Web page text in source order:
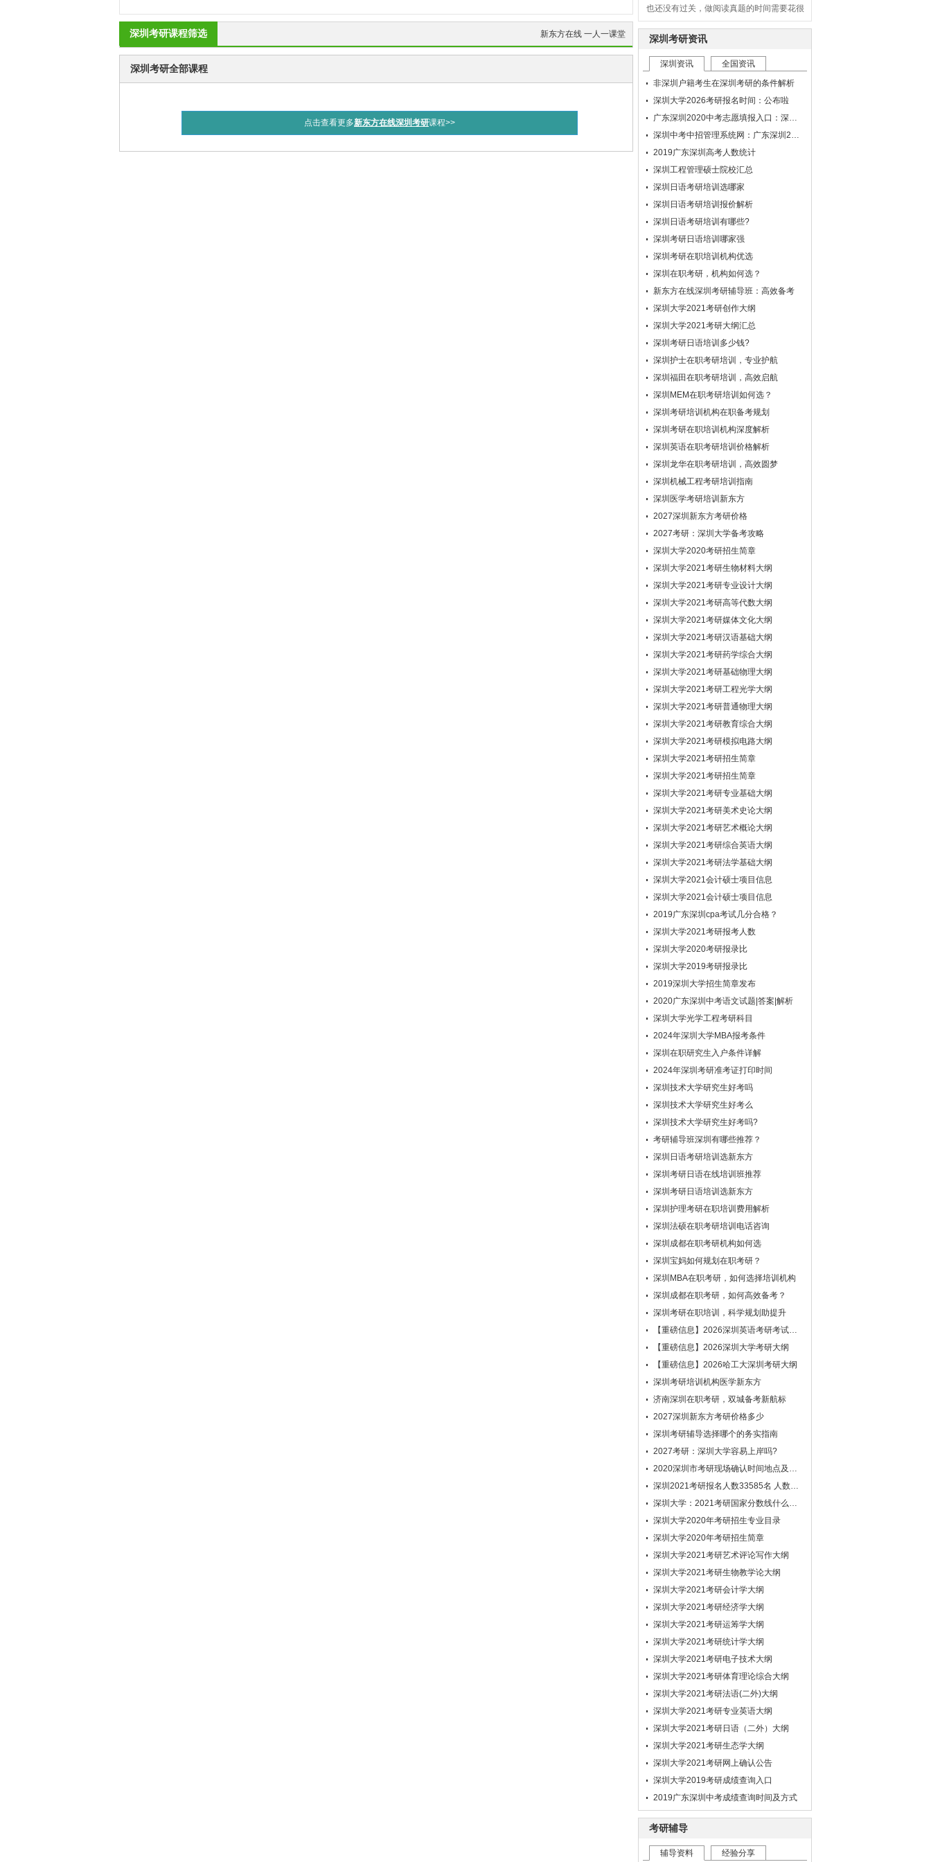
深圳考研课程筛选 新东方在线 一人一课堂
深圳考研全部课程
点击查看更多新东方在线深圳考研课程>>
多时间，让我越来越感到恐慌和不安！请老
今天。感谢上次老师的建议，并期待您继续
的指导！谢谢！
学员：
亲爱的新东方老师，感谢你们对我问
题解答的及时。我一直是比较“难缠”的一个
学生，爱唠叨，也爱反复，这一段时间麻烦
打扰你们了。你们对我问题一如既往地耐心
让我对新东方更加崇拜了！
学员：新东方老师您好，终于等到新东方的
对这块很肯定也很依赖，辛苦老师了！
学员：各位老师好。我是你们网络班的学
员，网络课听了也有几个月了，现在最想跟
你们说：“一路上有你，真的很好。”
学员：老师及时解答了学习中遇到的问题，
耐心倾听了现阶段复习进度和规划，给出指
导，接近1小时的沟通，真心感谢。
充满安慰，一路上您默默地陪伴在我们的身
边，让我们能战胜前进中许许多多困难，学
生受益了！
学员：亲爱的教研老师，您好。曾记得我多
次问你“时间还够吗？我是不是完了?”每次
你都说“什么时候考研不会晚，关键在自己
下一步的行动。”一段时间以来你细心的提
定这段时间的我是最好的我！
学员：老师：您好！不瞒您说，未和你沟通
前我就像热锅上面的蚂蚁，因为之前的懒
惰，真是慌了手脚。而就在昨天你给我点拨
后，解开了我很多心病和误区。我顿时感觉
豁然开朗了，谢谢您。
新东方网站上的学习指导 按步完成分阶段
课程的学习。直到现在，快半年时间，我觉
得自己水平提高了，起码可以独立做考研题
了，准确率还不低。你们的复习指导非常科
学和合理，对我帮助很大。
学员：新东方在线网课形式是我目前碰到的
最精彩的网课了，一直以来对网课有偏见，
学员：谢谢老师,在很短的时间内,老师就和
我沟通并将计划帮助我重新改好了,这在无
形中替我争取了时间~~
学员：老师好，我是一名艺术生。你们艺术
类考研的课程对我们艺术生很适合，从中能
学到很多有用的电话，再也不用眉毛胡子一
把抓了，谢谢老师。
本来以为时间肯定不够用了，但是经过教研
老师的指点和课程里任课老师的技巧和捷
径，我现在学习的热情和状态很高！谢谢老
师了
学员：因为我是在职考生，自我矛盾在自己
不能完成每期计划表里的任务，通过与王老
学员：你们新东方反应太快了。不论是新大
纲解析班还是英语二权威解析，都太好太快
了，我们受益了，感谢感谢！
学员：陈老师根据我的考试目标给出了耐心
和有效的建议，从复习的状态到参考用书的
选择，从周计划到日计划给予了很仔细的布
置，感谢老师的建议，定会按计划完成任
报班的时候有那么一瞬间迟疑，因为
不知道辅导效果是否和价格成正比。因为现
在又太多浑水摸鱼的培训班了。但是报名
后，跟着老师学了一个多月，新东方老师调
整计划、作文批改等等一系列的增值服务彻
底打消了我的疑虑，真不愧是新东方。
学员： 我是一名在职医生，由于我平时上班
助，我也会一如既往信任新东方！
学员：我是大龄妈妈考生，是否考研纠结了
很长时间，最终咬紧牙关报班准备，感谢教
研老师悉心给我调整复习计划，给我指出了
复习的出路，谢谢！
学员： 老师辅导的特别详细、认真，一些不
您联系！
学员：尊敬的老师：您好！非常感谢您详细
清晰的指导建议！但非常遗憾的是，因为
10月这段时间越来越感觉到自己的差距，
心理压力太大，导致学习效率很低。10月
的学习没有能按照计划完全达标，单词现在
也还没有过关，做阅读真题的时间需要花很
师不要放弃我，只有你们的陪伴我才能走到
今天。感谢上次老师的建议，并期待您继续
的指导！谢谢！
学员：亲爱的新东方老师，感谢你们对我问
题解答的及时。我一直是比较“难缠”的一个
学生，爱唠叨，也爱反复，这一段时间麻烦
打扰你们了。你们对我问题一如既往地耐心
计划调整了！经常强化阶段的你们给我的调
整，纠正了我很多问题，收获很大。所以我
对这块很肯定也很依赖，辛苦老师了！
学员：各位老师好。我是你们网络班的学
员，网络课听了也有几个月了，现在最想跟
你们说：“一路上有你，真的很好。”
导，接近1小时的沟通，真心感谢。
学员：新方老师：您好。你发邮件时，心中
充满安慰，一路上您默默地陪伴在我们的身
边，让我们能战胜前进中许许多多困难，学
生受益了！
学员：亲爱的教研老师，您好。曾记得我多
次问你“时间还够吗？我是不是完了?”每次
你都说“什么时候考研不会晚，关键在自己
点和安慰，不断地改正我不良和心态和方
深圳考研资讯
深圳资讯
全国资讯
非深圳户籍考生在深圳考研的条件解析
深圳大学2026考研报名时间：公布啦
广东深圳2020中考志愿填报入口：深圳中考中招管理系统网
深圳中考中招管理系统网：广东深圳2020中考志愿填报入口
2019广东深圳高考人数统计
深圳工程管理硕士院校汇总
深圳日语考研培训选哪家
深圳日语考研培训报价解析
深圳日语考研培训有哪些?
深圳考研日语培训哪家强
深圳考研在职培训机构优选
深圳在职考研，机构如何选？
新东方在线深圳考研辅导班：高效备考
深圳大学2021考研创作大纲
深圳大学2021考研大纲汇总
深圳考研日语培训多少钱?
深圳护士在职考研培训，专业护航
深圳福田在职考研培训，高效启航
深圳MEM在职考研培训如何选？
深圳考研培训机构在职备考规划
深圳考研在职培训机构深度解析
深圳英语在职考研培训价格解析
深圳龙华在职考研培训，高效圆梦
深圳机械工程考研培训指南
深圳医学考研培训新东方
2027深圳新东方考研价格
2027考研：深圳大学备考攻略
深圳大学2020考研招生简章
深圳大学2021考研生物材料大纲
深圳大学2021考研专业设计大纲
深圳大学2021考研高等代数大纲
深圳大学2021考研媒体文化大纲
深圳大学2021考研汉语基础大纲
深圳大学2021考研药学综合大纲
深圳大学2021考研基础物理大纲
深圳大学2021考研工程光学大纲
深圳大学2021考研普通物理大纲
深圳大学2021考研教育综合大纲
深圳大学2021考研模拟电路大纲
深圳大学2021考研招生简章
深圳大学2021考研招生简章
深圳大学2021考研专业基础大纲
深圳大学2021考研美术史论大纲
深圳大学2021考研艺术概论大纲
深圳大学2021考研综合英语大纲
深圳大学2021考研法学基础大纲
深圳大学2021会计硕士项目信息
深圳大学2021会计硕士项目信息
2019广东深圳cpa考试几分合格？
深圳大学2021考研报考人数
深圳大学2020考研报录比
深圳大学2019考研报录比
2019深圳大学招生简章发布
2020广东深圳中考语文试题|答案|解析
深圳大学光学工程考研科目
2024年深圳大学MBA报考条件
深圳在职研究生入户条件详解
2024年深圳考研准考证打印时间
深圳技术大学研究生好考吗
深圳技术大学研究生好考么
深圳技术大学研究生好考吗?
考研辅导班深圳有哪些推荐？
深圳日语考研培训选新东方
深圳考研日语在线培训班推荐
深圳考研日语培训选新东方
深圳护理考研在职培训费用解析
深圳法硕在职考研培训电话咨询
深圳成都在职考研机构如何选
深圳宝妈如何规划在职考研？
深圳MBA在职考研，如何选择培训机构
深圳成都在职考研，如何高效备考？
深圳考研在职培训，科学规划助提升
【重磅信息】2026深圳英语考研考试大纲
【重磅信息】2026深圳大学考研大纲
【重磅信息】2026哈工大深圳考研大纲
深圳考研培训机构医学新东方
济南深圳在职考研，双城备考新航标
2027深圳新东方考研价格多少
深圳考研辅导选择哪个的务实指南
2027考研：深圳大学容易上岸吗?
2020深圳市考研现场确认时间地点及注意事项
深圳2021考研报名人数33585名 人数同比增长20.83%
深圳大学：2021考研国家分数线什么时候出来
深圳大学2020年考研招生专业目录
深圳大学2020年考研招生简章
深圳大学2021考研艺术评论写作大纲
深圳大学2021考研生物教学论大纲
深圳大学2021考研会计学大纲
深圳大学2021考研经济学大纲
深圳大学2021考研运筹学大纲
深圳大学2021考研统计学大纲
深圳大学2021考研电子技术大纲
深圳大学2021考研体育理论综合大纲
深圳大学2021考研法语(二外)大纲
深圳大学2021考研专业英语大纲
深圳大学2021考研日语（二外）大纲
深圳大学2021考研生态学大纲
深圳大学2021考研网上确认公告
深圳大学2019考研成绩查询入口
2019广东深圳中考成绩查询时间及方式
考研辅导
辅导资料 经验分享